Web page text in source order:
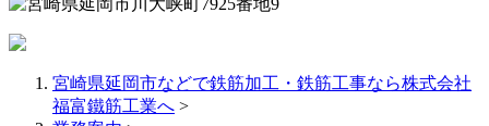
宮崎県延岡市などで鉄筋加工・鉄筋工事なら株式会社
福富鐵筋工業へ >